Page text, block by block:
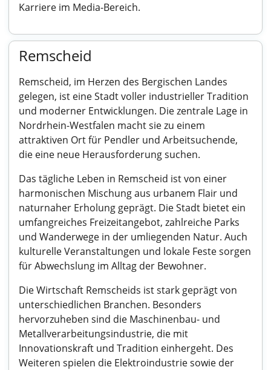
Karriere im Media-Bereich.
Remscheid
Remscheid, im Herzen des Bergischen Landes
gelegen, ist eine Stadt voller industrieller Tradition
und moderner Entwicklungen. Die zentrale Lage in
Nordrhein-Westfalen macht sie zu einem
attraktiven Ort für Pendler und Arbeitsuchende,
die eine neue Herausforderung suchen.
Das tägliche Leben in Remscheid ist von einer
harmonischen Mischung aus urbanem Flair und
naturnaher Erholung geprägt. Die Stadt bietet ein
umfangreiches Freizeitangebot, zahlreiche Parks
und Wanderwege in der umliegenden Natur. Auch
kulturelle Veranstaltungen und lokale Feste sorgen
für Abwechslung im Alltag der Bewohner.
Die Wirtschaft Remscheids ist stark geprägt von
unterschiedlichen Branchen. Besonders
hervorzuheben sind die Maschinenbau- und
Metallverarbeitungsindustrie, die mit
Innovationskraft und Tradition einhergeht. Des
Weiteren spielen die Elektroindustrie sowie der